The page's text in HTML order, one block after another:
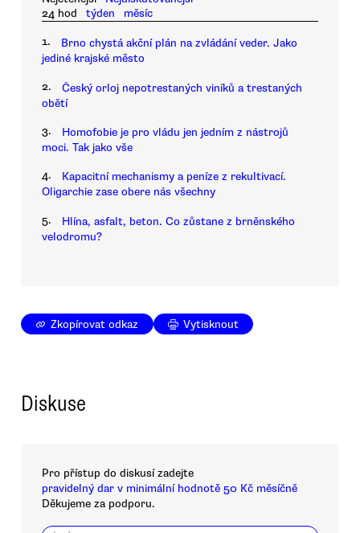
24 hod
týden měsíc
1.
Brno chystá akční plán na zvládání veder. Jako
jediné krajské město
2.
Český orloj nepotrestaných viníků a trestaných
obětí
3.
Homofobie je pro vládu jen jedním z nástrojů
moci. Tak jako vše
4.
Kapacitní mechanismy a peníze z rekultivací.
Oligarchie zase obere nás všechny
5.
Hlína, asfalt, beton. Co zůstane z brněnského
velodromu?
Zkopírovat odkaz Vytisknout
Diskuse
Pro přístup do diskusí zadejte
pravidelný dar v minimální hodnotě 50 Kč měsíčně
Děkujeme za podporu.